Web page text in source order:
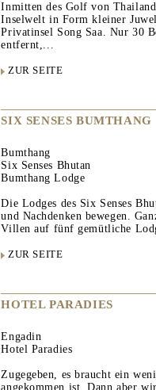
Inmitten des Golf von
Inselwelt in Form kleiner
Privatinsel Song Saa. Nur 30
entfernt,...
ZUR SEITE
SIX SENSES BUMTHANG
Bumthang
Six Senses Bhutan
Bumthang Lodge
Die Lodges des Six Senses
und Nachdenken bewegen.
Villen auf fünf gemütliche
ZUR SEITE
HOTEL PARADIES
Engadin
Hotel Paradies
Zugegeben, es braucht ein
angekommen ist. Dann aber